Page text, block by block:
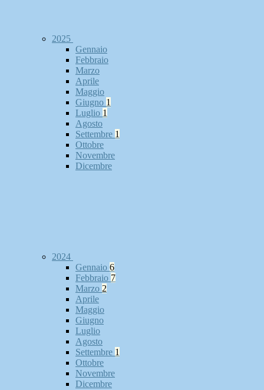
2025
Gennaio
Febbraio
Marzo
Aprile
Maggio
Giugno 1
Luglio 1
Agosto
Settembre 1
Ottobre
Novembre
Dicembre
2024
Gennaio 6
Febbraio 7
Marzo 2
Aprile
Maggio
Giugno
Luglio
Agosto
Settembre 1
Ottobre
Novembre
Dicembre